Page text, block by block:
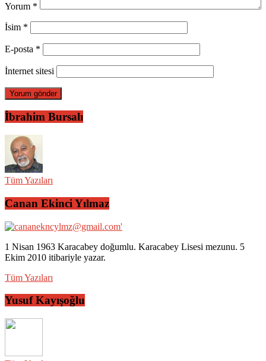
Yorum *
İsim *
E-posta *
İnternet sitesi
İbrahim Bursalı
Tüm Yazıları
Canan Ekinci Yılmaz
1 Nisan 1963 Karacabey doğumlu. Karacabey Lisesi mezunu. 5
Ekim 2010 itibariyle yazar.
Tüm Yazıları
Yusuf Kayışoğlu